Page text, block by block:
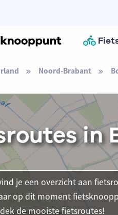
Noord-Brabant
in
je een overzicht aan
op dit moment
de mooiste fietsroutes!